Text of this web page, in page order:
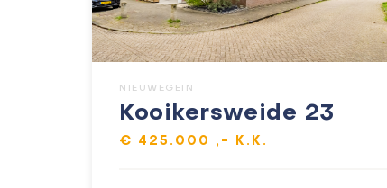
NIEUWEGEIN
Kooikersweide 23
€ 425.000 ,- K.K.